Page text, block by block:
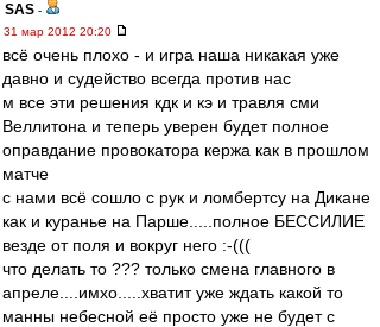
SAS -
31 мар 2012 20:20
всё очень плохо - и игра наша никакая уже
давно и судейство всегда против нас
м все эти решения кдк и кэ и травля сми
Веллитона и теперь уверен будет полное
оправдание провокатора кержа как в прошлом
матче
с нами всё сошло с рук и ломбертсу на Дикане
как и куранье на Парше.....полное БЕССИЛИЕ
везде от поля и вокруг него :-(((
что делать то ??? только смена главного в
апреле....имхо.....хватит уже ждать какой то
манны небесной её просто уже не будет с